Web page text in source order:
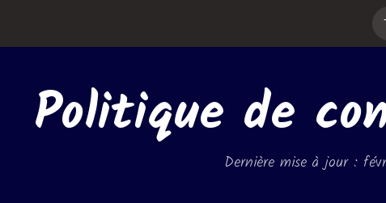
Politique de
Dernière mise à jour :